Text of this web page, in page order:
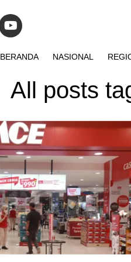
BERANDA NASIONAL
All posts